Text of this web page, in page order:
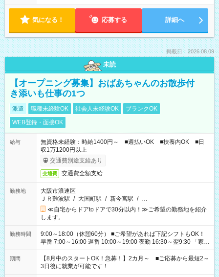
気になる！ 応募する 詳細へ
掲載日：2026.08.09
未読
【オープニング募集】おばあちゃんのお散歩付
き添いも仕事の1つ
派遣 職種未経験OK 社会人未経験OK
ブランクOK
WEB登録・面接OK
給与
無資格未経験：時給1400円～ ■週払いOK ■扶養内OK ■日
収1万1200円以上
交通費別途支給あり
交通費 交通費全額支給
勤務地
大阪市浪速区
ＪＲ難波駅 / 大国町駅 / 新今宮駅 / …
≪自宅からドアtoドアで30分以内！≫ご希望の勤務地を紹介
します。
勤務時間
9:00～18:00（休憩60分） ■ご希望があれば下記シフトもOK！
早番 7:00～16:00 遅番 10:00～19:00 夜勤 16:30～翌9:30 「家族
と休みを合わせたい」 「余裕を持って夕飯の準備がしたい」
「できれば残業はしたくない」 など、ご希望を教えてください
ね。 ※Wワーク希望の方へ 今ご覧のお仕事で希望する勤務時間
と、もう1つのお仕事の勤務時間。 合計で週40時間を超える場
期間
【8月中のスタートOK！急募！】2カ月～ ■ご応募から最短2～
3日後に就業が可能です！